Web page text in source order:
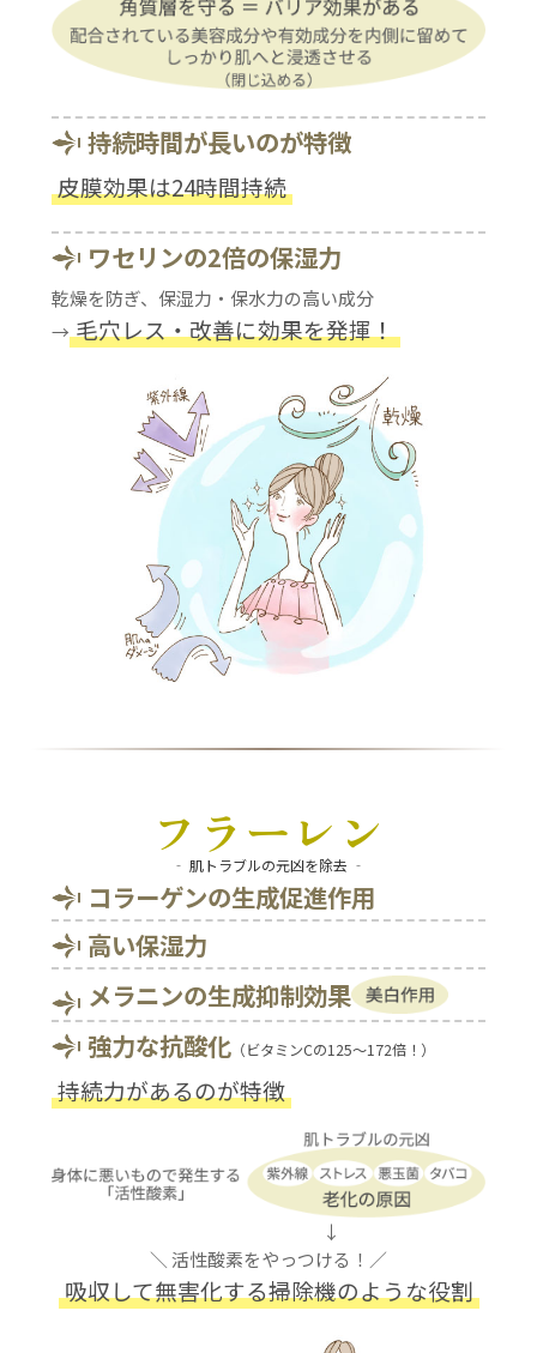
持続時間が長いのが特徴
皮膜効果は24時間持続
ワセリンの2倍の保湿力
乾燥を防ぎ、保湿力・保水力の高い成分
→ 毛穴レス・改善に効果を発揮！
フラーレン
‐ 肌トラブルの元凶を除去 ‐
コラーゲンの生成促進作用
高い保湿力
メラニンの生成抑制効果
強力な抗酸化（ビタミンCの125～172倍！）
持続力があるのが特徴
↓
＼ 活性酸素をやっつける！／
吸収して無害化する掃除機のような役割